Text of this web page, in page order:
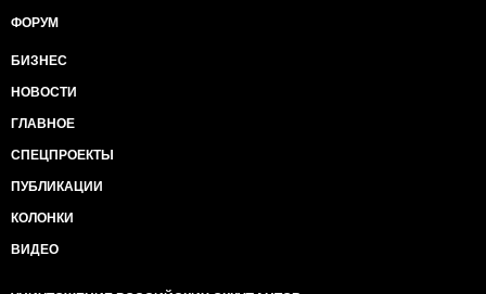
ФОРУМ
БИЗНЕС
НОВОСТИ
ГЛАВНОЕ
СПЕЦПРОЕКТЫ
ПУБЛИКАЦИИ
КОЛОНКИ
ВИДЕО